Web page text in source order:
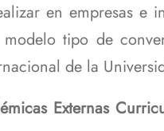
en empresas e
tipo de
de la
Externas